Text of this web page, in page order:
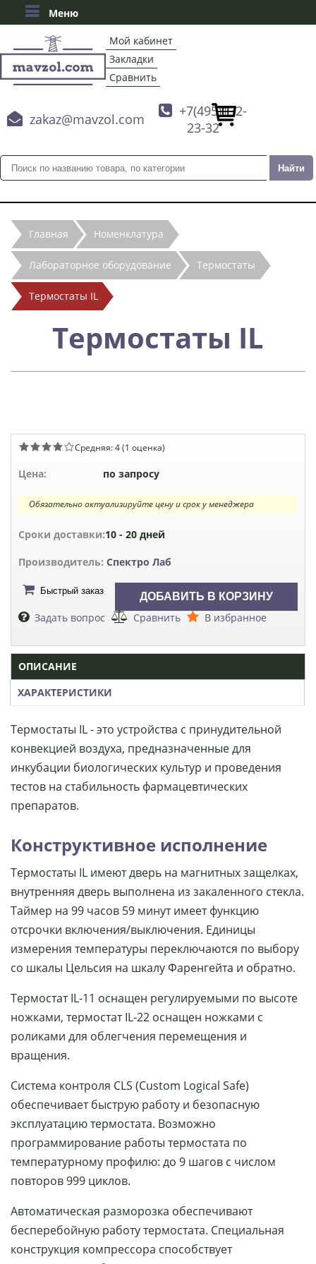
Меню
Мой кабинет
Закладки
Сравнить
 zakaz@mavzol.com
 +7(495)132-
23-32
Главная Номенклатура
Лабораторное оборудование Термостаты
Термостаты IL
Термостаты IL
Средняя:4(1 оценка)
Цена: по запросу
Обязательно актуализируйте цену и срок у менеджера
Сроки доставки:10 - 20 дней
Производитель: Спектро Лаб
Быстрый заказ
Задать вопрос Сравнить В избранное
ОПИСАНИЕ
ХАРАКТЕРИСТИКИ
Термостаты IL - это устройства с принудительной
конвекцией воздуха, предназначенные для
инкубации биологических культур и проведения
тестов на стабильность фармацевтических
препаратов.
Конструктивное исполнение
Термостаты IL имеют дверь на магнитных защелках,
внутренняя дверь выполнена из закаленного стекла.
Таймер на 99 часов 59 минут имеет функцию
отсрочки включения/выключения. Единицы
измерения температуры переключаются по выбору
со шкалы Цельсия на шкалу Фаренгейта и обратно.
Термостат IL-11 оснащен регулируемыми по высоте
ножками, термостат IL-22 оснащен ножками с
роликами для облегчения перемещения и
вращения.
Система контроля CLS (Custom Logical Safe)
обеспечивает быструю работу и безопасную
эксплуатацию термостата. Возможно
программирование работы термостата по
температурному профилю: до 9 шагов с числом
повторов 999 циклов.
Автоматическая разморозка обеспечивают
бесперебойную работу термостата. Специальная
конструкция компрессора способствует